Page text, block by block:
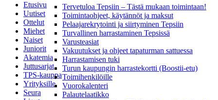
Tervetuloa Tepsiin – Tästä mukaan toimintaan!
Toimintaohjeet, käytännöt ja maksut
Pelaajarekrytointi ja siirtyminen Tepsiin
Turvallinen harrastaminen Tepsissä
Varusteasiat
Vakuutukset ja ohjeet tapaturman sattuessa
Harrastamisen tuki
Turun kaupungin harrastekortti (Boostii-etu)
Toimihenkilöille
Vuorokalenteri
Palautelaatikko
Etusivu
Uutiset
Ottelut
Miehet
Naiset
Juniorit
Akatemia
Juttusarjat
TPS-kauppa
Yrityksille
Seura